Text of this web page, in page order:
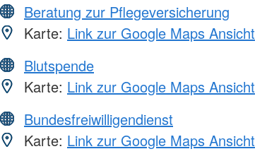
Beratung zur Pflegeversicherung
Karte: Link zur Google Maps Ansicht
Blutspende
Karte: Link zur Google Maps Ansicht
Bundesfreiwilligendienst
Karte: Link zur Google Maps Ansicht